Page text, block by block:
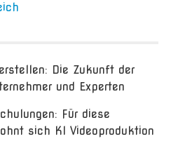
Die Zukunft der
und Experten
Für diese
sich KI Videoproduktion